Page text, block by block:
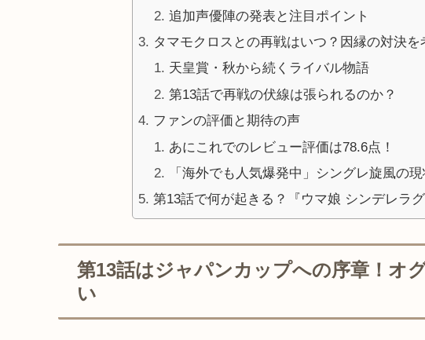
追加声優陣の発表と注目ポイント
タマモクロスとの再戦はいつ？因縁の対決を
天皇賞・秋から続くライバル物語
第13話で再戦の伏線は張られるのか？
ファンの評価と期待の声
あにこれでのレビュー評価は78.6点！
「海外でも人気爆発中」シングレ旋風の現
第13話で何が起きる？『ウマ娘 シンデレラ
第13話はジャパンカップへの序章！オ
い